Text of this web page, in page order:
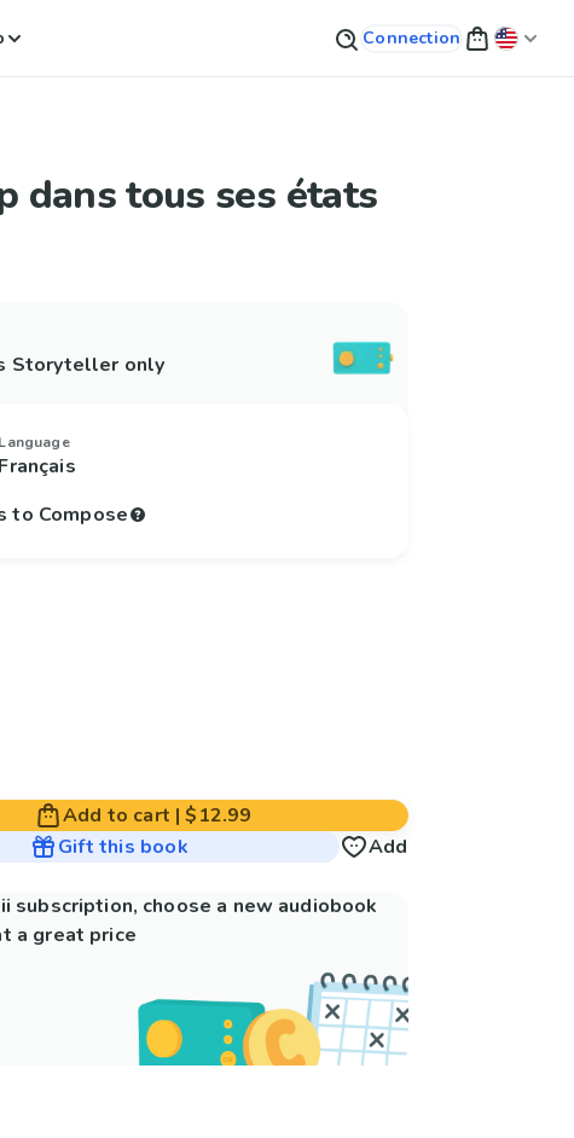
Connection
dans tous ses états
Storyteller only
Language
Français
to Compose
Add to cart |$12.99
Gift this book
Add
subscription, choose a new audiobook
a great price